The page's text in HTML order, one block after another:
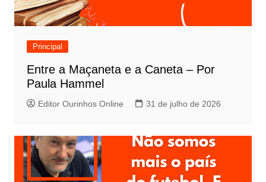
Principal
Entre a Maçaneta e a Caneta – Por
Paula Hammel
Editor Ourinhos Online 31 de julho de 2026